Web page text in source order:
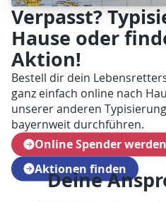
Verpasst?
Hause oder
Aktion!
Bestell dir dein
ganz einfach online nach
unserer anderen
bayernweit durchführen.
Online Spender werden
Aktionen finden
Deine